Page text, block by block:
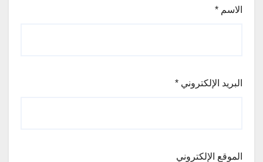
الاسم *
البريد الإلكتروني *
الموقع الإلكتروني